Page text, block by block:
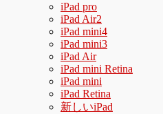
iPad pro
iPad Air2
iPad mini4
iPad mini3
iPad Air
iPad mini Retina
iPad mini
iPad Retina
新しいiPad